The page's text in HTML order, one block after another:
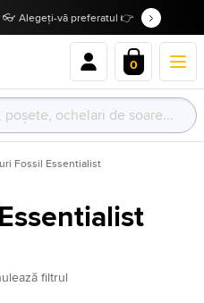
👓 Alegeți-vă preferatul 👉
0
Fossil Essentialist
filtrul